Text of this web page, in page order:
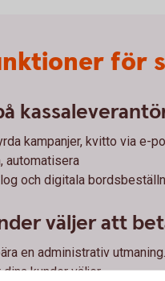
för
kampanjer, kvitto via e-
automatisera
och digitala
väljer att
en administrativ
kunder väljer.